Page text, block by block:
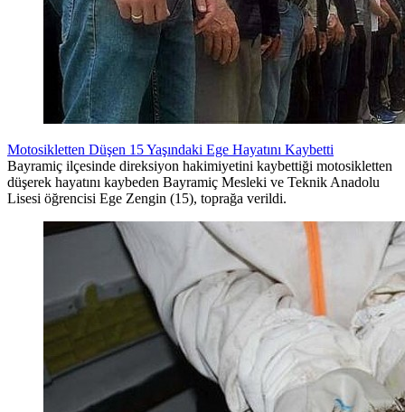
Motosikletten Düşen 15 Yaşındaki Ege Hayatını Kaybetti
Bayramiç ilçesinde direksiyon hakimiyetini kaybettiği motosikletten
düşerek hayatını kaybeden Bayramiç Mesleki ve Teknik Anadolu
Lisesi öğrencisi Ege Zengin (15), toprağa verildi.